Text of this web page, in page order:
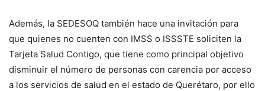
Además, la SEDESOQ también hace una invitación para
que quienes no cuenten con IMSS o ISSSTE soliciten la
Tarjeta Salud Contigo, que tiene como principal objetivo
disminuir el número de personas con carencia por acceso
a los servicios de salud en el estado de Querétaro, por ello